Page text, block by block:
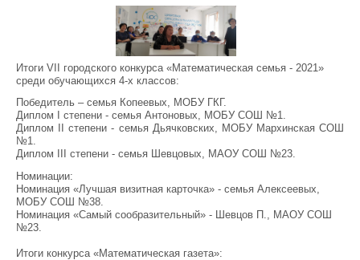
Итоги VII городского конкурса «Математическая семья - 2021»
среди обучающихся 4-х классов:
Победитель – семья Копеевых, МОБУ ГКГ.
Диплом I степени - семья Антоновых, МОБУ СОШ №1.
Диплом II степени - семья Дьячковских, МОБУ Мархинская СОШ
№1.
Диплом III степени - семья Шевцовых, МАОУ СОШ №23.
Номинации:
Номинация «Лучшая визитная карточка» - семья Алексеевых,
МОБУ СОШ №38.
Номинация «Самый сообразительный» - Шевцов П., МАОУ СОШ
№23.
Итоги конкурса «Математическая газета»: